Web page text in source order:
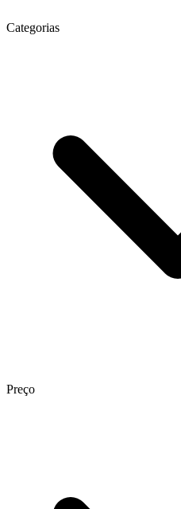
Categorias
Preço